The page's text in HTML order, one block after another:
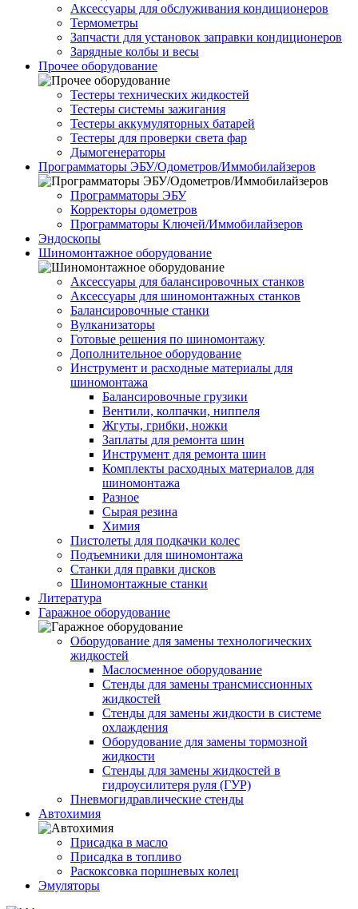
Аксессуары для обслуживания кондиционеров
Термометры
Запчасти для установок заправки кондиционеров
Зарядные колбы и весы
Прочее оборудование
Тестеры технических жидкостей
Тестеры системы зажигания
Тестеры аккумуляторных батарей
Тестеры для проверки света фар
Дымогенераторы
Программаторы ЭБУ/Одометров/Иммобилайзеров
Программаторы ЭБУ
Корректоры одометров
Программаторы Ключей/Иммобилайзеров
Эндоскопы
Шиномонтажное оборудование
Аксессуары для балансировочных станков
Аксессуары для шиномонтажных станков
Балансировочные станки
Вулканизаторы
Готовые решения по шиномонтажу
Дополнительное оборудование
Инструмент и расходные материалы для
шиномонтажа
Балансировочные грузики
Вентили, колпачки, ниппеля
Жгуты, грибки, ножки
Заплаты для ремонта шин
Инструмент для ремонта шин
Комплекты расходных материалов для
шиномонтажа
Разное
Сырая резина
Химия
Пистолеты для подкачки колес
Подъемники для шиномонтажа
Станки для правки дисков
Шиномонтажные станки
Литература
Гаражное оборудование
Оборудование для замены технологических
жидкостей
Маслосменное оборудование
Стенды для замены трансмиссионных
жидкостей
Стенды для замены жидкости в системе
охлаждения
Оборудование для замены тормозной
жидкости
Стенды для замены жидкостей в
гидроусилитеря руля (ГУР)
Пневмогидравлические стенды
Автохимия
Присадка в масло
Присадка в топливо
Раскоксовка поршневых колец
Эмуляторы